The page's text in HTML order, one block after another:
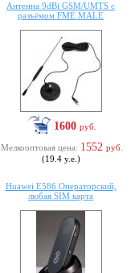
Антенна 9dBi GSM/UMTS с
разъёмом FME MALE
1600 руб.
Мелкооптовая цена: 1552 руб.
(19.4 у.е.)
Huawei E586 Операторский,
любая SIM карта